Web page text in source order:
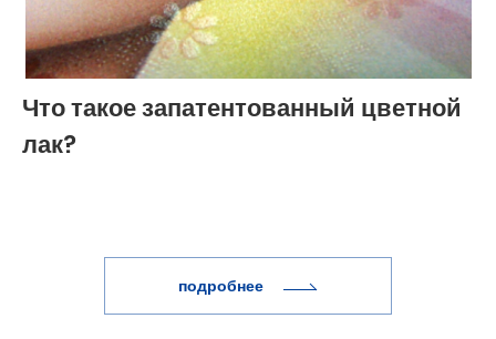
Что такое запатентованный цветной
лак?
подробнее